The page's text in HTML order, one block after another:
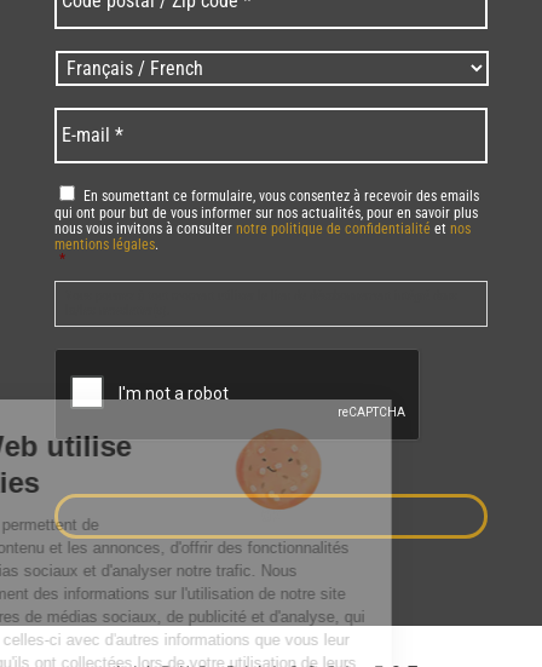
postal
/
Zip
code
* *
Langues
/
Language *
mail *
RGPD *
En soumettant ce formulaire, vous consentez à recevoir des emails
qui ont pour but de vous informer sur nos actualités, pour en savoir plus
nous vous invitons à consulter notre politique de confidentialité et nos
mentions légales.
*